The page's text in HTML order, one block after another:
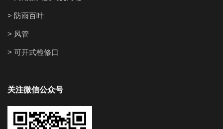
> 防雨百叶
> 风管
> 可开式检修口
关注微信公众号